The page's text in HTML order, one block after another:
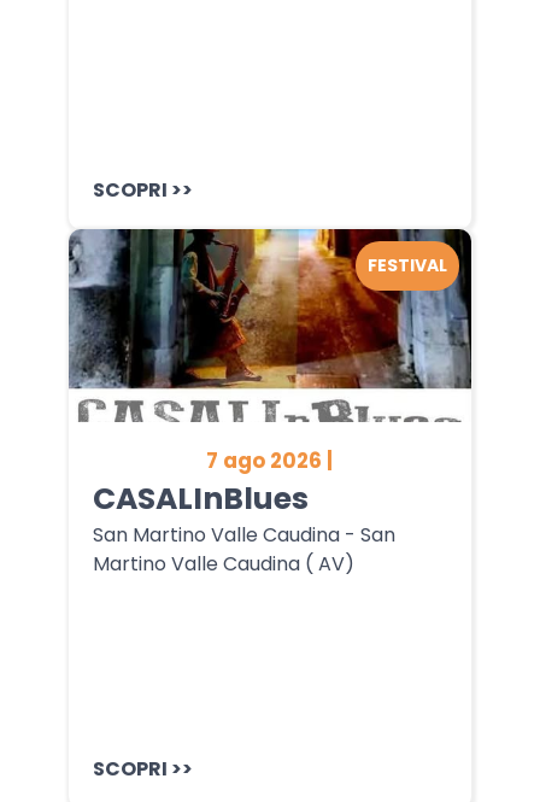
SCOPRI >>
7 ago 2026 |
CASALInBlues
San Martino Valle Caudina - San
Martino Valle Caudina ( AV)
SCOPRI >>
FESTIVAL